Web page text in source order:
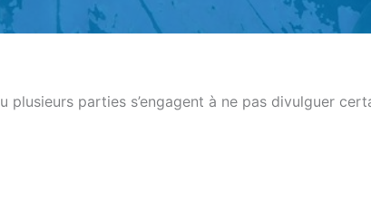
plusieurs parties s’engagent à ne pas divulguer